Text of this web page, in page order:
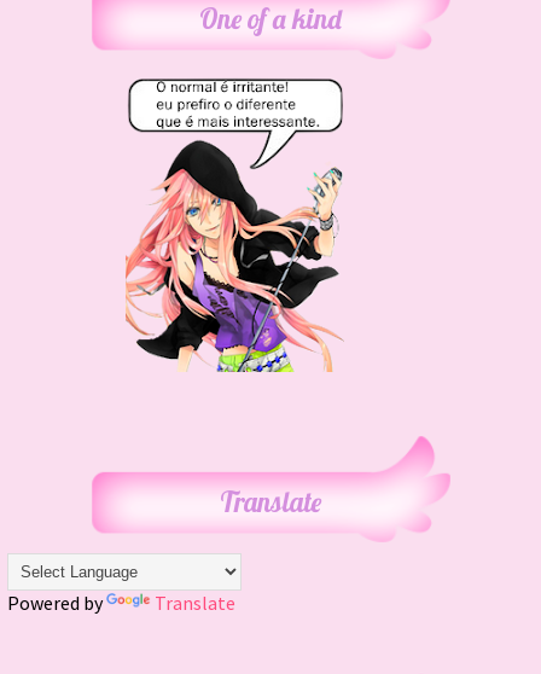
One of a kind
Translate
Powered by Translate